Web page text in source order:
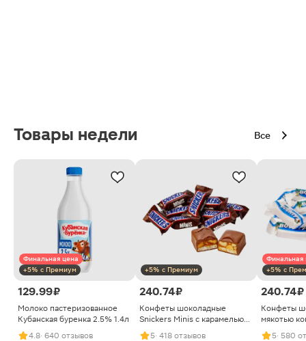
Товары недели Все
Финальная цена
+5% с Премиум
129.99 ₽
Молоко пастеризованное
Кубанская буренка 2.5% 1.4л
4.8· 640 отзывов
+5% с Премиум
240.74 ₽
Конфеты шоколадные
Snickers Minis с карамелью
арахисом и нугой
5· 418 отзывов
Финальная
+5% с
240.74 ₽
Конфеты
мякотью
5· 580